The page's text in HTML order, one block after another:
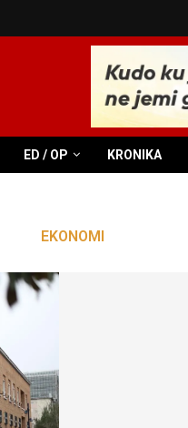
ED / OP KRONIKA
EKONOMI